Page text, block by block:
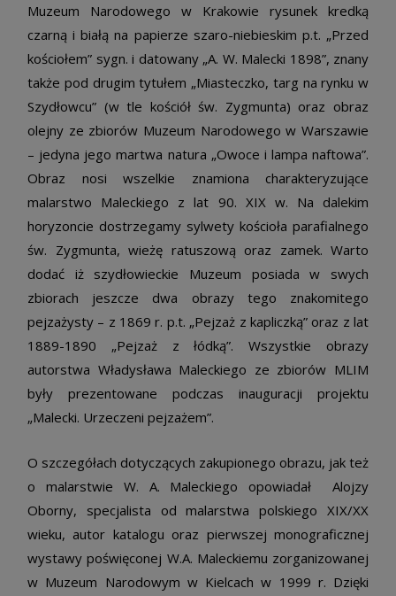
Muzeum Narodowego w Krakowie rysunek kredką
czarną i białą na papierze szaro-niebieskim p.t. „Przed
kościołem” sygn. i datowany „A. W. Malecki 1898”, znany
także pod drugim tytułem „Miasteczko, targ na rynku w
Szydłowcu” (w tle kościół św. Zygmunta) oraz obraz
olejny ze zbiorów Muzeum Narodowego w Warszawie
– jedyna jego martwa natura „Owoce i lampa naftowa”.
Obraz nosi wszelkie znamiona charakteryzujące
malarstwo Maleckiego z lat 90. XIX w. Na dalekim
horyzoncie dostrzegamy sylwety kościoła parafialnego
św. Zygmunta, wieżę ratuszową oraz zamek. Warto
dodać iż szydłowieckie Muzeum posiada w swych
zbiorach jeszcze dwa obrazy tego znakomitego
pejzażysty – z 1869 r. p.t. „Pejzaż z kapliczką” oraz z lat
1889-1890 „Pejzaż z łódką”. Wszystkie obrazy
autorstwa Władysława Maleckiego ze zbiorów MLIM
były prezentowane podczas inauguracji projektu
„Malecki. Urzeczeni pejzażem”.
O szczegółach dotyczących zakupionego obrazu, jak też
o malarstwie W. A. Maleckiego opowiadał Alojzy
Oborny, specjalista od malarstwa polskiego XIX/XX
wieku, autor katalogu oraz pierwszej monograficznej
wystawy poświęconej W.A. Maleckiemu zorganizowanej
w Muzeum Narodowym w Kielcach w 1999 r. Dzięki